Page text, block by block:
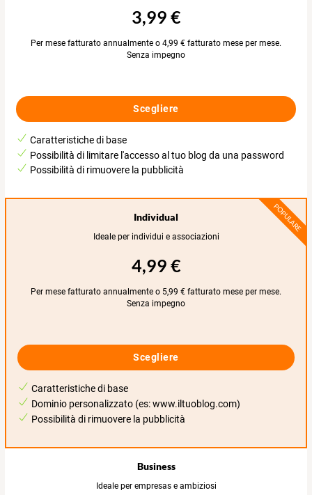
3,99 €
Per mese fatturato annualmente o 4,99 € fatturato mese per mese.
Senza impegno
Scegliere
Caratteristiche di base
Possibilità di limitare l'accesso al tuo blog da una password
Possibilità di rimuovere la pubblicità
POPULARE
Individual
Ideale per individui e associazioni
4,99 €
Per mese fatturato annualmente o 5,99 € fatturato mese per mese.
Senza impegno
Scegliere
Caratteristiche di base
Dominio personalizzato (es: www.iltuoblog.com)
Possibilità di rimuovere la pubblicità
Business
Ideale per empresas e ambiziosi